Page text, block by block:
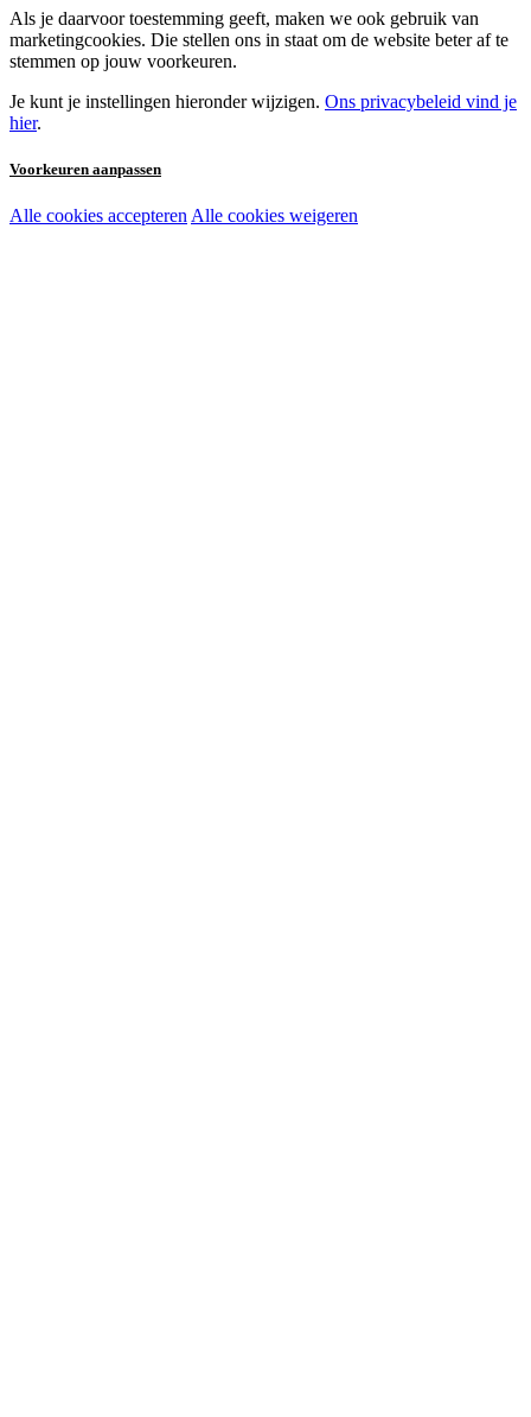
Als je daarvoor toestemming geeft, maken we ook gebruik van
marketingcookies. Die stellen ons in staat om de website beter af te
stemmen op jouw voorkeuren.
Je kunt je instellingen hieronder wijzigen. Ons privacybeleid vind je
hier.
Voorkeuren aanpassen
Noodzakelijke cookies:
Alle cookies accepteren Alle cookies weigeren